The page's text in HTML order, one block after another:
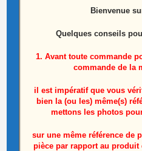
Ensemble Nappes De
10,00
Lire la
Bienvenue
Quelques conseils
1. Avant toute commande
commande de la
il est impératif que vous
bien la (ou les) même(s)
mettons les photos
sur une même référence de
pièce par rapport au